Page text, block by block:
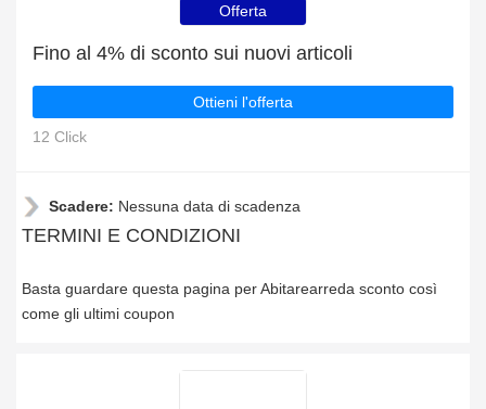
Offerta
Fino al 4% di sconto sui nuovi articoli
Ottieni l'offerta
12 Click
Scadere: Nessuna data di scadenza
TERMINI E CONDIZIONI
Basta guardare questa pagina per Abitarearreda sconto così
come gli ultimi coupon